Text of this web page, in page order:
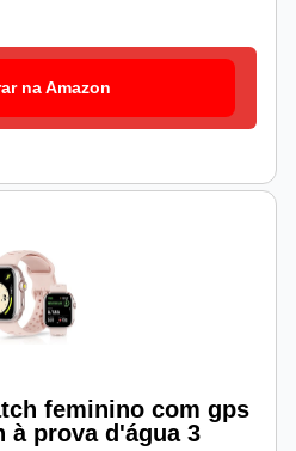
na Amazon
feminino com gps
à prova d'água 3